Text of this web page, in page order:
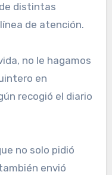
distintas
de atención.
no le hagamos
en
recogió el diario
no solo pidió
envió